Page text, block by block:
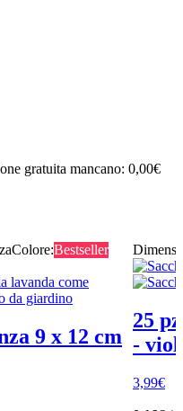
gratuita mancano: 0,00€
Colore:Bestseller
9 x 12 cm
25
-
3,99€